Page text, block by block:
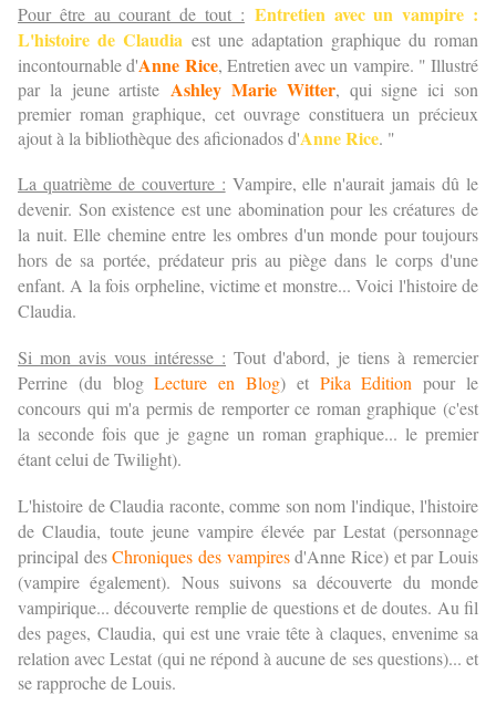
Pour être au courant de tout : Entretien avec un vampire :
L'histoire de Claudia est une adaptation graphique du roman
incontournable d'Anne Rice, Entretien avec un vampire. " Illustré
par la jeune artiste Ashley Marie Witter, qui signe ici son
premier roman graphique, cet ouvrage constituera un précieux
ajout à la bibliothèque des aficionados d'Anne Rice. "
La quatrième de couverture : Vampire, elle n'aurait jamais dû le
devenir. Son existence est une abomination pour les créatures de
la nuit. Elle chemine entre les ombres d'un monde pour toujours
hors de sa portée, prédateur pris au piège dans le corps d'une
enfant. A la fois orpheline, victime et monstre... Voici l'histoire de
Claudia.
Si mon avis vous intéresse : Tout d'abord, je tiens à remercier
Perrine (du blogLecture en Blog) et Pika Edition pour le
concours qui m'a permis de remporter ce roman graphique (c'est
la seconde fois que je gagne un roman graphique... le premier
étant celui de Twilight).
L'histoire de Claudia raconte, comme son nom l'indique, l'histoire
de Claudia, toute jeune vampire élevée par Lestat (personnage
principal desChroniques des vampiresd'Anne Rice) et par Louis
(vampire également). Nous suivons sa découverte du monde
vampirique... découverte remplie de questions et de doutes. Au fil
des pages,Claudia, qui est une vraie tête à claques, envenime sa
relation avec Lestat (qui ne répond à aucune de ses questions)... et
se rapproche de Louis.